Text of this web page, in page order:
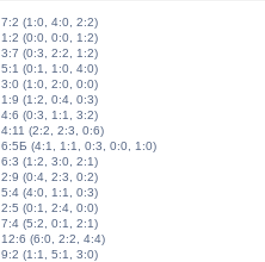
7:2 (1:0, 4:0, 2:2)
1:2 (0:0, 0:0, 1:2)
3:7 (0:3, 2:2, 1:2)
5:1 (0:1, 1:0, 4:0)
3:0 (1:0, 2:0, 0:0)
1:9 (1:2, 0:4, 0:3)
4:6 (0:3, 1:1, 3:2)
4:11 (2:2, 2:3, 0:6)
6:5Б (4:1, 1:1, 0:3, 0:0, 1:0)
6:3 (1:2, 3:0, 2:1)
2:9 (0:4, 2:3, 0:2)
5:4 (4:0, 1:1, 0:3)
2:5 (0:1, 2:4, 0:0)
7:4 (5:2, 0:1, 2:1)
12:6 (6:0, 2:2, 4:4)
9:2 (1:1, 5:1, 3:0)